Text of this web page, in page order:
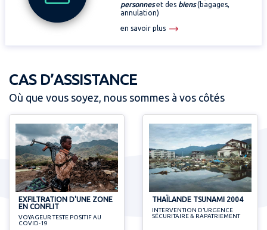
personneset des biens(bagages,
annulation)
en savoir plus
CAS D’ASSISTANCE
Où que vous soyez, nous sommes à vos côtés
EXFILTRATION D'UNE ZONE
EN CONFLIT
VOYAGEUR TESTE POSITIF AU
COVID-19
THAÏLANDE TSUNAMI 2004
INTERVENTION D’URGENCE
SÉCURITAIRE & RAPATRIEMENT